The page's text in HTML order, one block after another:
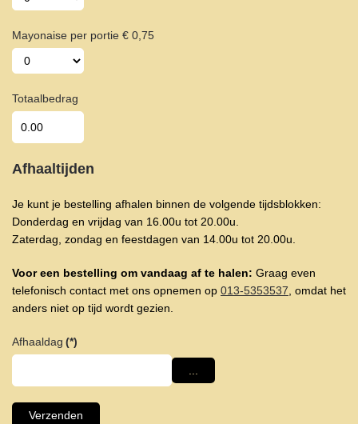
Mayonaise per portie € 0,75
Totaalbedrag
Afhaaltijden
Je kunt je bestelling afhalen binnen de volgende tijdsblokken:
Donderdag en vrijdag van 16.00u tot 20.00u.
Zaterdag, zondag en feestdagen van 14.00u tot 20.00u.
Voor een bestelling om vandaag af te halen: Graag even
telefonisch contact met ons opnemen op 013-5353537 , omdat het
anders niet op tijd wordt gezien.
Afhaaldag (*)
Verzenden